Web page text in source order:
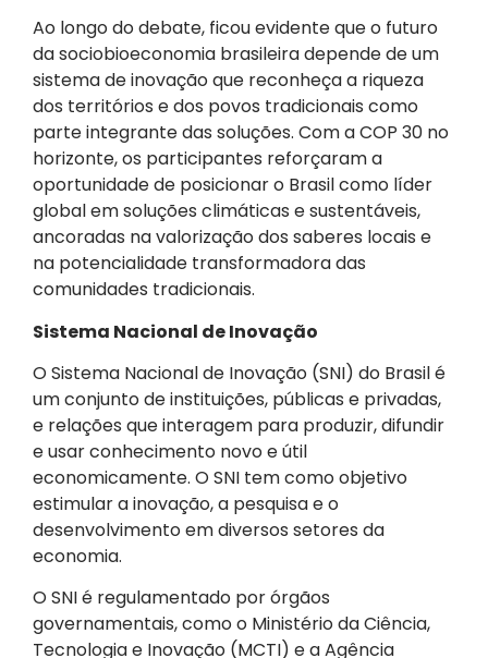
Ao longo do debate, ficou evidente que o futuro
da sociobioeconomia brasileira depende de um
sistema de inovação que reconheça a riqueza
dos territórios e dos povos tradicionais como
parte integrante das soluções. Com a COP 30 no
horizonte, os participantes reforçaram a
oportunidade de posicionar o Brasil como líder
global em soluções climáticas e sustentáveis,
ancoradas na valorização dos saberes locais e
na potencialidade transformadora das
comunidades tradicionais.
Sistema Nacional de Inovação
O Sistema Nacional de Inovação (SNI) do Brasil é
um conjunto de instituições, públicas e privadas,
e relações que interagem para produzir, difundir
e usar conhecimento novo e útil
economicamente. O SNI tem como objetivo
estimular a inovação, a pesquisa e o
desenvolvimento em diversos setores da
economia.
O SNI é regulamentado por órgãos
governamentais, como o Ministério da Ciência,
Tecnologia e Inovação (MCTI) e a Agência